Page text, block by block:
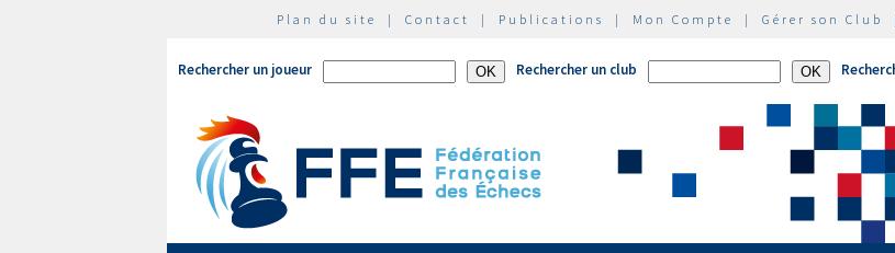
Plan du site | Contact | Publications | Mon Compte | Gérer son Club
Rechercher un joueur Rechercher un club